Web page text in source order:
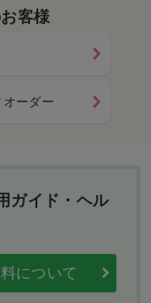
客様
ーダー
ガイド・ヘル
について